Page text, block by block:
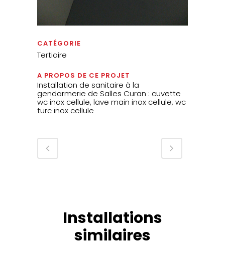
CATÉGORIE
Tertiaire
A PROPOS DE CE PROJET
Installation de sanitaire à la
gendarmerie de Salles Curan : cuvette
wc inox cellule, lave main inox cellule, wc
turc inox cellule
Installations
similaires